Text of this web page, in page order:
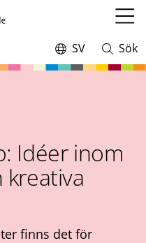
Switch
language,
SV
Öppna
och
Sök
Idéer inom
finns det för